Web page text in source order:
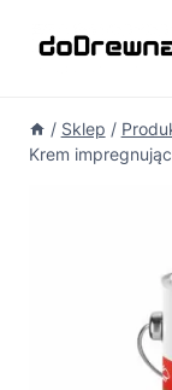
/ Sklep /
Krem